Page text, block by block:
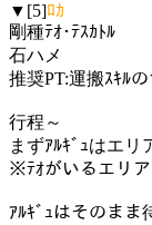
▼[5]ﾛｶ
剛種ﾃｵ･ﾃｽｶﾄﾙ
石ハメ
推奨PT:運搬ｽｷﾙ
行程～
まずｱﾙｷﾞｭはエ
※ﾃｵがいるエリ
ｱﾙｷﾞｭはそのまま